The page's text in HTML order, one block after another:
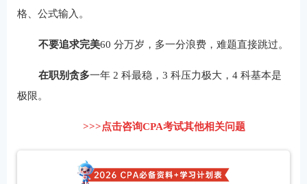
格、公式输入。
不要追求完美60 分万岁，多一分浪费，难题直接跳过。
在职别贪多一年 2 科最稳，3 科压力极大，4 科基本是
极限。
>>>点击咨询CPA考试其他相关问题